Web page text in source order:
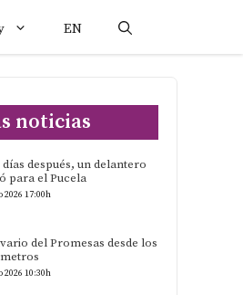
EN
noticias
días después, un delantero
para el Pucela
2026 17:00h
del Promesas desde los
2026 10:30h